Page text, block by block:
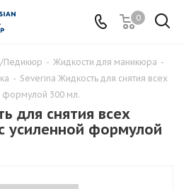
0
Педикюр - Жидкости для маникюра -
- Severina Жидкость для снятия всех
формулой 300 мл.
для снятия всех
усиленной формулой